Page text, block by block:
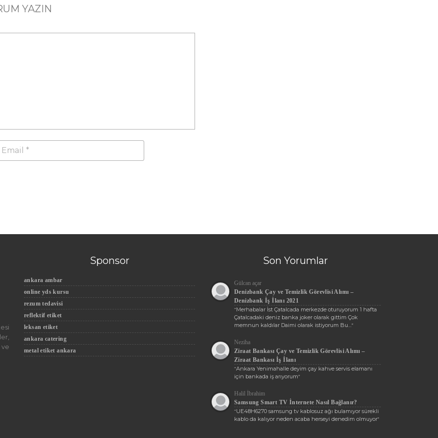
YAZIN
Sponsor
ankara ambar
online yds kursu
rezum tedavisi
reflektif etiket
leksan etiket
ankara catering
metal etiket ankara
Son Yorumlar
Gülcan açar
Denizbank Çay ve Temizlik Görevlisi Alımı –
Denizbank İş İlanı 2021
“Merhabalar İst Çatalcada merkezde oturuyorum 1 hafta
Çatalcadaki deniz banka joker olarak gittim Çok
memnun kaldılar Daimi olarak istiyorum Bu… ”
Neziha
Ziraat Bankası Çay ve Temizlik Görevlisi Alımı –
Ziraat Bankası İş İlanı
“Ankara Yenimahalle deyim çay kahve servis elamanı
için bankada iş arıyorum”
Halil İbrahim
Samsung Smart TV İnternete Nasıl Bağlanır?
“UE48H6270 samsung tv kablosuz ağı bulamıyor sürekli
kablo da kalıyor neden acaba herseyi denedim olmuyor”